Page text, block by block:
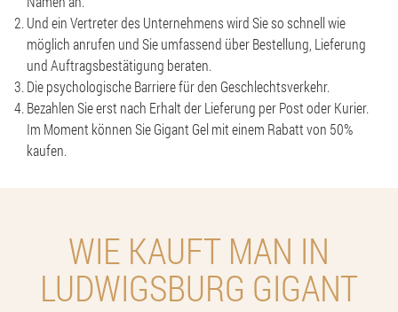
Und ein Vertreter des Unternehmens wird Sie so schnell wie
möglich anrufen und Sie umfassend über Bestellung, Lieferung
und Auftragsbestätigung beraten.
Die psychologische Barriere für den Geschlechtsverkehr.
Bezahlen Sie erst nach Erhalt der Lieferung per Post oder Kurier.
Im Moment können Sie Gigant Gel mit einem Rabatt von 50%
kaufen.
WIE KAUFT MAN IN
LUDWIGSBURG GIGANT